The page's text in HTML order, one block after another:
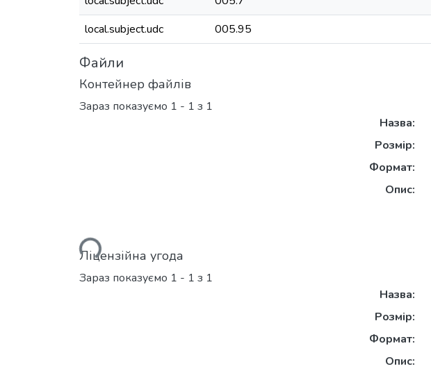
local.subject.udc
005.95
Файли
Контейнер файлів
Зараз показуємо 1 - 1 з 1
Вантажиться...
Назва:
Розмір:
Формат:
Опис:
Ліцензійна угода
Зараз показуємо 1 - 1 з 1
Назва:
Розмір:
Формат:
Опис: